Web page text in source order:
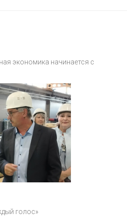
экономика начинается с
голос»